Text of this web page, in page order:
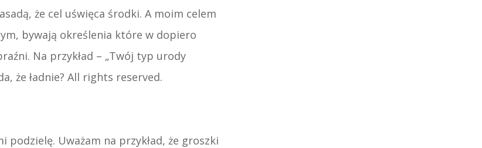
że cel uświęca środki. A moim celem
bywają określenia które w dopiero
Na przykład – „Twój typ urody
że ładnie? All rights reserved.
Uważam na przykład, że groszki